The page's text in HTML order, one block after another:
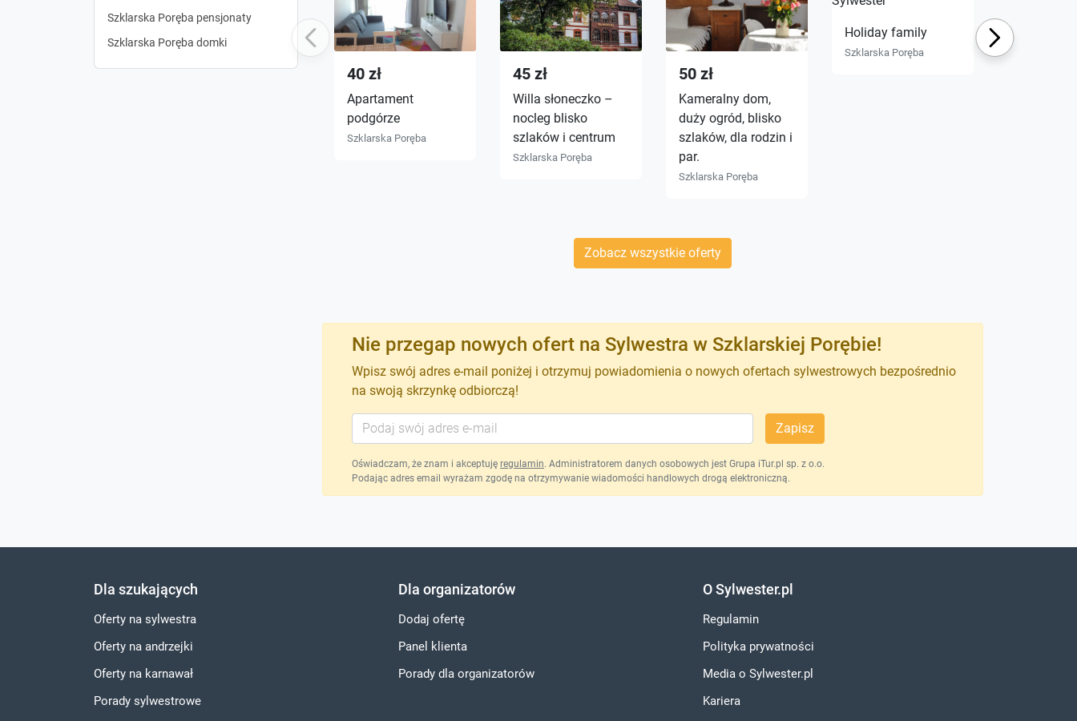
Szklarska Poręba pensjonaty
Szklarska Poręba domki
Previous
40 zł
Apartament
podgórze
Szklarska Poręba
45 zł
Willa słoneczko –
nocleg blisko
szlaków i centrum
Szklarska Poręba
50 zł
Kameralny dom,
duży ogród, blisko
szlaków, dla rodzin i
par.
Szklarska Poręba
Holiday family
Szklarska Poręba
Next
Zobacz wszystkie oferty
Nie przegap nowych ofert na Sylwestra w Szklarskiej Porębie!
Wpisz swój adres e-mail poniżej i otrzymuj powiadomienia o nowych ofertach sylwestrowych bezpośrednio
na swoją skrzynkę odbiorczą!
Zapisz
Oświadczam, że znam i akceptuję regulamin. Administratorem danych osobowych jest Grupa iTur.pl sp. z o.o.
Podając adres email wyrażam zgodę na otrzymywanie wiadomości handlowych drogą elektroniczną.
Dla szukających
Oferty na sylwestra
Oferty na andrzejki
Oferty na karnawał
Porady sylwestrowe
Dla organizatorów
Dodaj ofertę
Panel klienta
Porady dla organizatorów
O Sylwester.pl
Regulamin
Polityka prywatności
Media o Sylwester.pl
Kariera